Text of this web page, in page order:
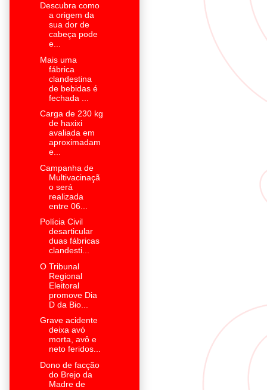
Descubra como
a origem da
sua dor de
cabeça pode
e...
Mais uma
fábrica
clandestina
de bebidas é
fechada ...
Carga de 230 kg
de haxixi
avaliada em
aproximadam
e...
Campanha de
Multivacinaçã
o será
realizada
entre 06...
Polícia Civil
desarticular
duas fábricas
clandesti...
O Tribunal
Regional
Eleitoral
promove Dia
D da Bio...
Grave acidente
deixa avó
morta, avô e
neto feridos...
Dono de facção
do Brejo da
Madre de